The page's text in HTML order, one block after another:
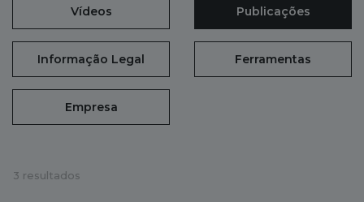
Vídeos Publicações
Informação Legal Ferramentas
Empresa
3 resultados